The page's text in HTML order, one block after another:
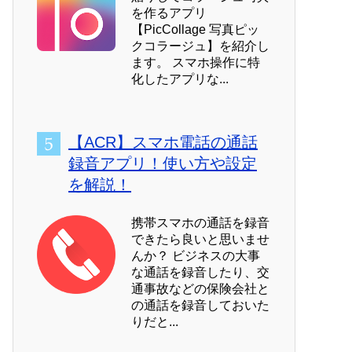
を作るアプリ
【PicCollage 写真ピッ
クコラージュ】を紹介し
ます。 スマホ操作に特
化したアプリな...
【ACR】スマホ電話の通話
録音アプリ！使い方や設定
を解説！
携帯スマホの通話を録音
できたら良いと思いませ
んか？ ビジネスの大事
な通話を録音したり、交
通事故などの保険会社と
の通話を録音しておいた
りだと...